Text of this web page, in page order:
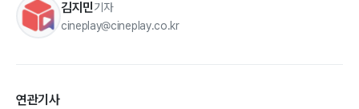
김지민기자
cineplay@cineplay.co.kr
연관기사